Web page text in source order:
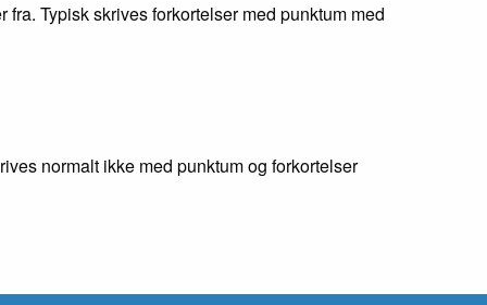
Typisk skrives forkortelser med punktum med
normalt ikke med punktum og forkortelser